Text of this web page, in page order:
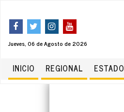
Jueves, 06 de Agosto de 2026
INICIO REGIONAL ESTADO